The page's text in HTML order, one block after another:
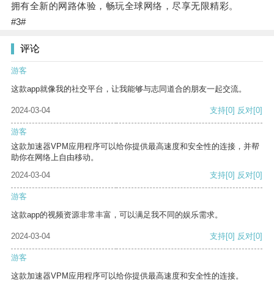
拥有全新的网路体验，畅玩全球网络，尽享无限精彩。
#3#
评论
游客
这款app就像我的社交平台，让我能够与志同道合的朋友一起交流。
2024-03-04 支持[0] 反对[0]
游客
这款加速器VPM应用程序可以给你提供最高速度和安全性的连接，并帮
助你在网络上自由移动。
2024-03-04
支持[0] 反对[0]
游客
这款app的视频资源非常丰富，可以满足我不同的娱乐需求。
2024-03-04 支持[0] 反对[0]
游客
这款加速器VPM应用程序可以给你提供最高速度和安全性的连接。